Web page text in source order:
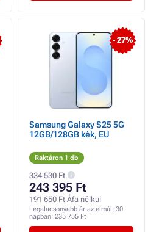
- 27%
Samsung Galaxy S25 5G
12GB/128GB kék, EU
Raktáron 1 db
334 530 Ft
243 395 Ft
191 650 Ft Áfa nélkül
Legalacsonyabb ár az elmúlt 30
napban: 235 755 Ft